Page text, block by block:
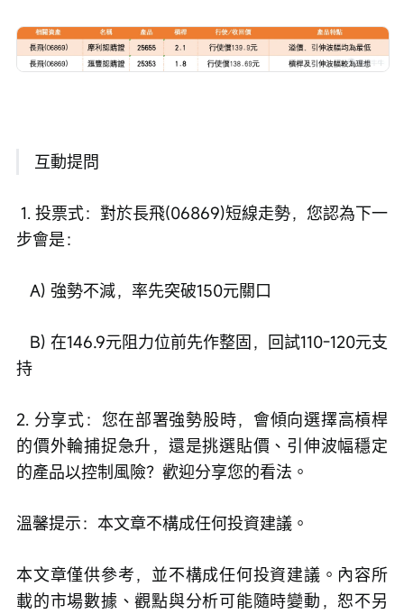
互動提問
步會是：
A) 強勢不減，率先突破150元關口
持
2. 分享式：您在部署強勢股時，會傾向選擇高槓桿
的價外輪捕捉急升，還是挑選貼價、引伸波幅穩定
的產品以控制風險？歡迎分享您的看法。
溫馨提示：本文章不構成任何投資建議。
本文章僅供參考，並不構成任何投資建議。內容所
載的市場數據、觀點與分析可能隨時變動，恕不另